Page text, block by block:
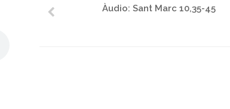
Àudio: Sant Marc 10,35-45